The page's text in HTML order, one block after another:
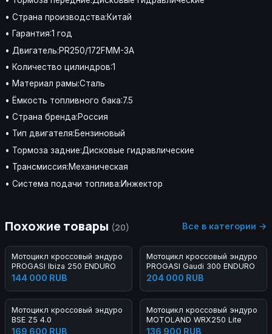
• Страна производства:Китай
• Гарантия:1 год
• Двигатель:PR250/172FMM-3A
• Количество цилиндров:1
• Материал рамы:Сталь
• Ёмкость топливного бака:7.5
• Страна бренда:Россия
• Тип двигателя:Бензиновый
• Тормоза задние:Дисковые гидравлические
• Трансмиссия:Механическая
• Система подачи топлива:Инжектор
Похожие товары (20) Все в категории →
Мотоцикл кроссовый эндуро
PROGASI Ibiza 250 ENDURO
144 000 RUB
Мотоцикл кроссовый эндуро
PROGASI Gaudi 300 ENDURO
204 000 RUB
Мотоцикл кроссовый эндуро
BSE Z5 4.0
169 600 RUB
Мотоцикл кроссовый эндуро
MOTOLAND WRX250 Lite
136 900 RUB